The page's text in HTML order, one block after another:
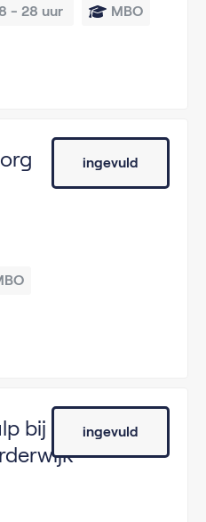
- 28 uur MBO
ingevuld
bij
ingevuld